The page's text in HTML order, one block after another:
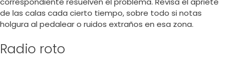
de las calas cada cierto tiempo, sobre todo si notas
holgura al pedalear o ruidos extraños en esa zona.
Radio roto